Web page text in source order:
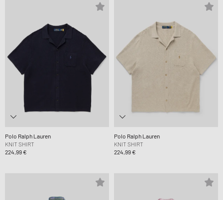
Polo Ralph Lauren
KNIT SHIRT
224,99 €
Polo Ralph Lauren
KNIT SHIRT
224,99 €